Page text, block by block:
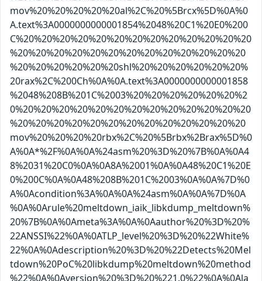
mov%20%20%20%20%20al%2C%20%5Brcx%5D%0A%0
A.text%3A0000000000001854%2048%20C1%20E0%200
C%20%20%20%20%20%20%20%20%20%20%20%20%20
%20%20%20%20%20%20%20%20%20%20%20%20%20
%20%20%20%20%20%20shl%20%20%20%20%20%20%
20rax%2C%200Ch%0A%0A.text%3A0000000000001858
%2048%208B%201C%2003%20%20%20%20%20%20%2
0%20%20%20%20%20%20%20%20%20%20%20%20%20
%20%20%20%20%20%20%20%20%20%20%20%20%20
mov%20%20%20%20rbx%2C%20%5Brbx%2Brax%5D%0
A%0A*%2F%0A%0A%24asm%20%3D%20%7B%0A%0A4
8%2031%20C0%0A%0A8A%2001%0A%0A48%20C1%20E
0%200C%0A%0A48%208B%201C%2003%0A%0A%7D%0
A%0Acondition%3A%0A%0A%24asm%0A%0A%7D%0A
%0A%0Arule%20meltdown_iaik_libkdump_meltdown%
20%7B%0A%0Ameta%3A%0A%0Aauthor%20%3D%20%
22ANSSI%22%0A%0ATLP_level%20%3D%20%22White%
22%0A%0Adescription%20%3D%20%22Detects%20Mel
tdown%20PoC%20libkdump%20meltdown%20method
%22%0A%0Aversion%20%3D%20%221.0%22%0A%0Ala